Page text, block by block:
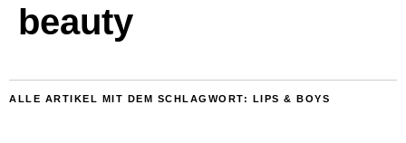
beauty
ALLE ARTIKEL MIT DEM SCHLAGWORT: LIPS & BOYS